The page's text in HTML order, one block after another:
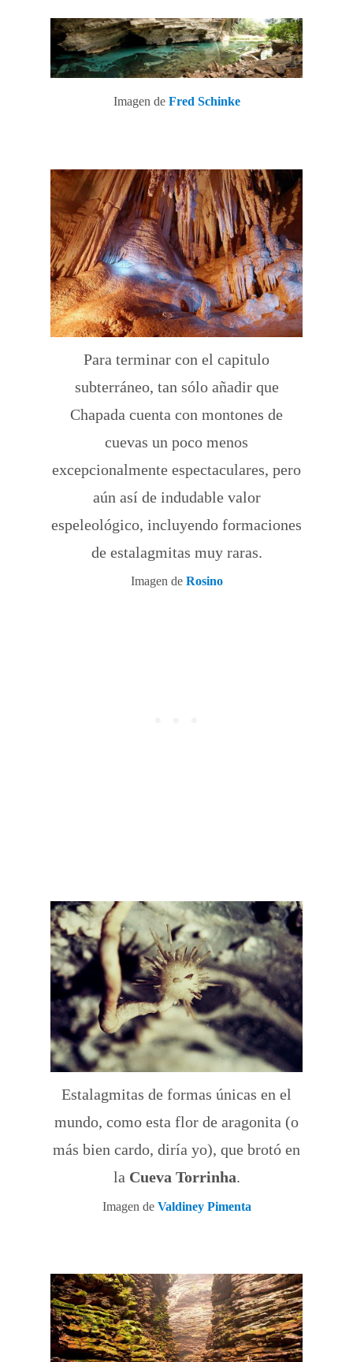
Imagen de Fred Schinke
Para terminar con el capitulo
subterráneo, tan sólo añadir que
Chapada cuenta con montones de
cuevas un poco menos
excepcionalmente espectaculares, pero
aún así de indudable valor
espeleológico, incluyendo formaciones
de estalagmitas muy raras.
Imagen de Rosino
Estalagmitas de formas únicas en el
mundo, como esta flor de aragonita (o
más bien cardo, diría yo), que brotó en
la Cueva Torrinha.
Imagen de Valdiney Pimenta